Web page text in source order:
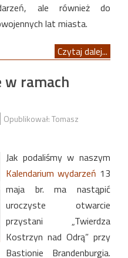
ale również do
lat miasta.
Czytaj dalej...
w ramach
Opublikował: Tomasz
Jak podaliśmy w naszym
Kalendarium wydarzeń 13
maja br. ma nastąpić
uroczyste otwarcie
przystani „Twierdza
Kostrzyn nad Odrą” przy
Bastionie Brandenburgia.